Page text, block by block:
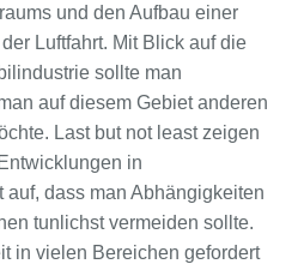
und den Aufbau einer
Luftfahrt. Mit Blick auf die
sollte man
auf diesem Gebiet anderen
Last but not least zeigen
in
dass man Abhängigkeiten
tunlichst vermeiden sollte.
in vielen Bereichen gefordert